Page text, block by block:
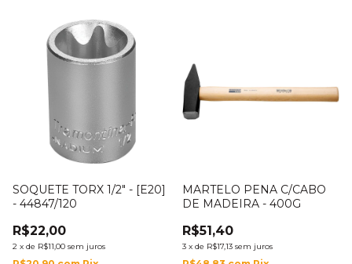
SOQUETE TORX 1/2" - [E20]
- 44847/120
R$22,00
2 x de R$11,00 sem juros
MARTELO PENA C/CABO
DE MADEIRA - 400G
R$51,40
3 x de R$17,13 sem juros